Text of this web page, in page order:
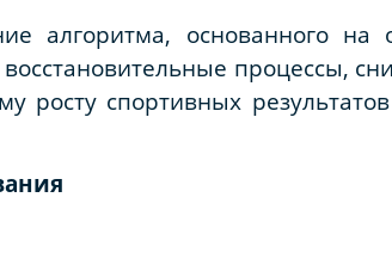
алгоритма, основанного на
процессы,
росту спортивных